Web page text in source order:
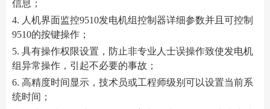
信息；
4. 人机界面监控9510发电机组控制器详细参数并且可控制
9510的按键操作；
5. 具有操作权限设置，防止非专业人士误操作致使发电机
组异常操作，引起不必要的事故；
6. 高精度时间显示，技术员或工程师级别可以设置当前系
统时间；